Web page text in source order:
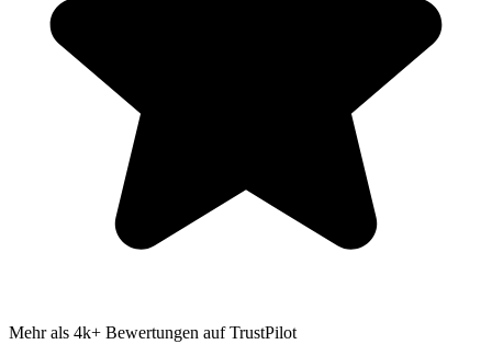
Mehr als 4k+ Bewertungen auf TrustPilot